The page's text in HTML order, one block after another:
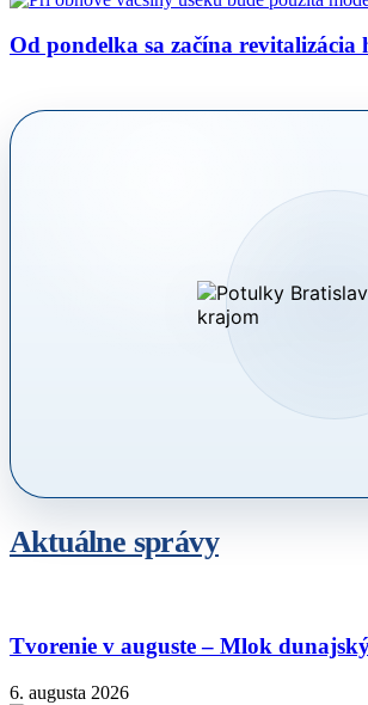
Od pondelka sa začína
Aktuálne správy
Tvorenie v auguste – Mlok
6. augusta 2026